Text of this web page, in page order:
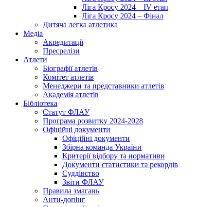
Ліга Кросу 2024 – IV етап
Ліга Кросу 2024 – Фінал
Дитяча легка атлетика
Медіа
Акредитації
Пресрелізи
Атлети
Біографії атлетів
Комітет атлетів
Менеджери та представники атлетів
Академія атлетів
Бібліотека
Статут ФЛАУ
Програма розвитку 2024-2028
Офіційні документи
Офіційні документи
Збірна команда України
Критерії відбору та нормативи
Документи статистики та рекордів
Суддівство
Звіти ФЛАУ
Правила змагань
Анти-допінг